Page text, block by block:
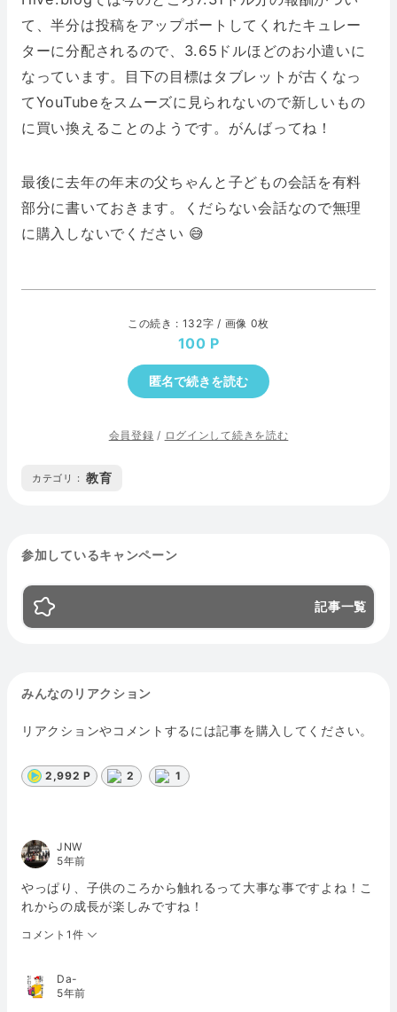
て、半分は投稿をアップボートしてくれたキュレー
ターに分配されるので、3.65ドルほどのお小遣いに
なっています。目下の目標はタブレットが古くなっ
てYouTubeをスムーズに見られないので新しいもの
に買い換えることのようです。がんばってね！
最後に去年の年末の父ちゃんと子どもの会話を有料
部分に書いておきます。くだらない会話なので無理
に購入しないでください 😅
この続き : 132字 / 画像 0枚
100
匿名で続きを読む
会員登録 / ログインして続きを読む
カテゴリ : 教育
参加しているキャンペーン
記事一覧
みんなのリアクション
リアクションやコメントするには記事を購入してください。
2,992 P 2 1
JNW
5年前
やっぱり、子供のころから触れるって大事な事ですよね！こ
れからの成長が楽しみですね！
コメント1件
Da-
5年前